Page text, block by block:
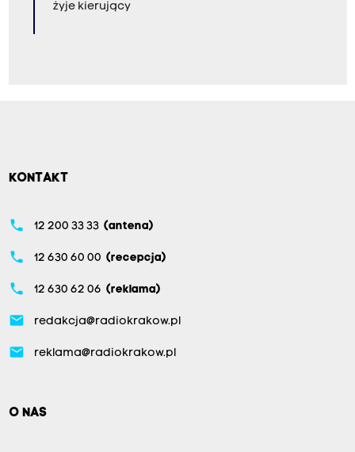
żyje kierujący
KONTAKT
phone 12 200 33 33 (antena)
phone 12 630 60 00 (recepcja)
phone 12 630 62 06 (reklama)
email redakcja@radiokrakow.pl
email reklama@radiokrakow.pl
O NAS